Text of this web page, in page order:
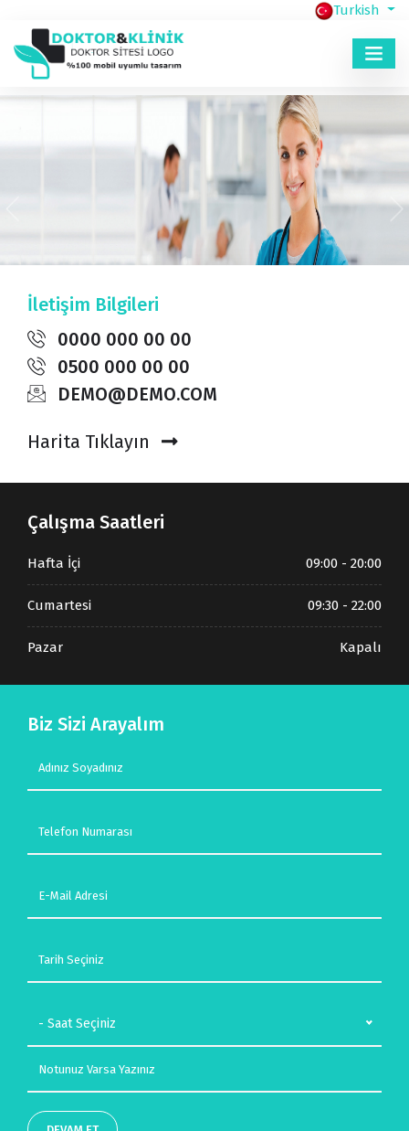
Turkish
İletişim Bilgileri
0000 000 00 00
0500 000 00 00
DEMO@DEMO.COM
Harita Tıklayın
Çalışma Saatleri
Hafta İçi 09:00 - 20:00
Cumartesi 09:30 - 22:00
Pazar Kapalı
Biz Sizi Arayalım
- Saat Seçiniz